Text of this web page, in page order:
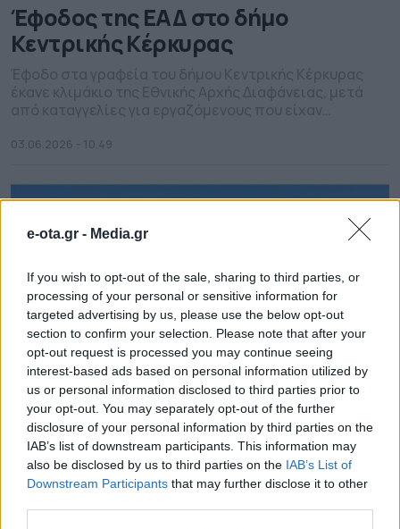
e-ota.gr - Media.gr
If you wish to opt-out of the sale, sharing to third parties, or
processing of your personal or sensitive information for
targeted advertising by us, please use the below opt-out
section to confirm your selection. Please note that after your
opt-out request is processed you may continue seeing
interest-based ads based on personal information utilized by
us or personal information disclosed to third parties prior to
your opt-out. You may separately opt-out of the further
disclosure of your personal information by third parties on the
IAB’s list of downstream participants. This information may
also be disclosed by us to third parties on the IAB’s List of
Downstream Participants that may further disclose it to other
Έφοδος της ΕΑΔ στο δήμο
Κεντρικής Κέρκυρας
σε θέσεις γραφείων. Σύμφωνα με τοπικά μέσα
διενέργεια προσλήψεων στην υπηρεσία της
καθαριότητας, προκειμένου να διαπιστωθεί το
03.06.2026 - 10.49
Στη Μήλο για Πολεοδομικές
παρατυπίες η ΕΑΔ
Στο στόχαστρο των ελεγκτών της Εθνικής Αρχής
Διαφάνειας φαίνεται να μπαίνει και η Περιφέρεια